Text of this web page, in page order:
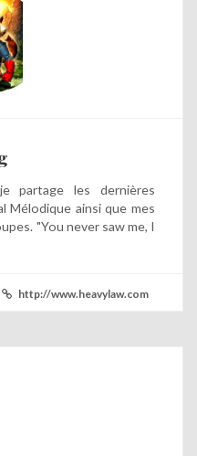
partage les dernières
Mélodique ainsi que mes
"You never saw me, I
http://www.heavylaw.com